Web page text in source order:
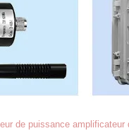
de puissance